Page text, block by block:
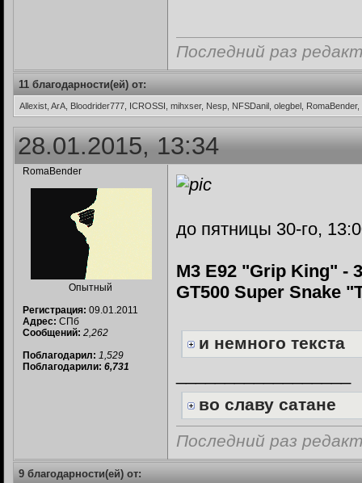
Последний раз
11 благодарности(ей) от:
Allexist, ArA, Bloodrider777, ICROSSI, mihxser, Nesp, NFSDanil, olegbel,
28.01.2015, 13:34
RomaBender
Опытный
Регистрация: 09.01.2011
Адрес: СПб
Сообщений: 2,262
Поблагодарил: 1,529
Поблагодарили: 6,731
до пятницы 30-го,
M3 E92 "Grip King" -
GT500 Super Snake
и немного текста
во славу сатане
Последний раз
9 благодарности(ей) от: